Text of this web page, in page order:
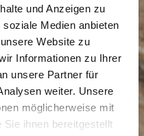
und Anzeigen zu
Medien anbieten
Website zu
Informationen zu Ihrer
unsere Partner für
weiter. Unsere
möglicherweise mit
ihnen bereitgestellt